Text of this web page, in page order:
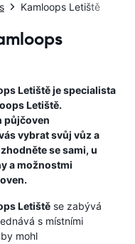
Kamloops Letiště
Letištěje specialista
Letiště.
půjčoven
vybrat svůj vůz a
se sami, u
a možnostmi
Letiště se zabývá
s místními
mohl